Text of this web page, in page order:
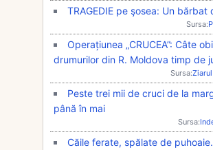
TRAGEDIE pe şosea: Un bărbat
Sursa:
Operațiunea „CRUCEA”: Câte
drumurilor din R. Moldova timp de
Sursa:
Peste trei mii de cruci de la
până în mai
Sursa:
Căile ferate, spălate de